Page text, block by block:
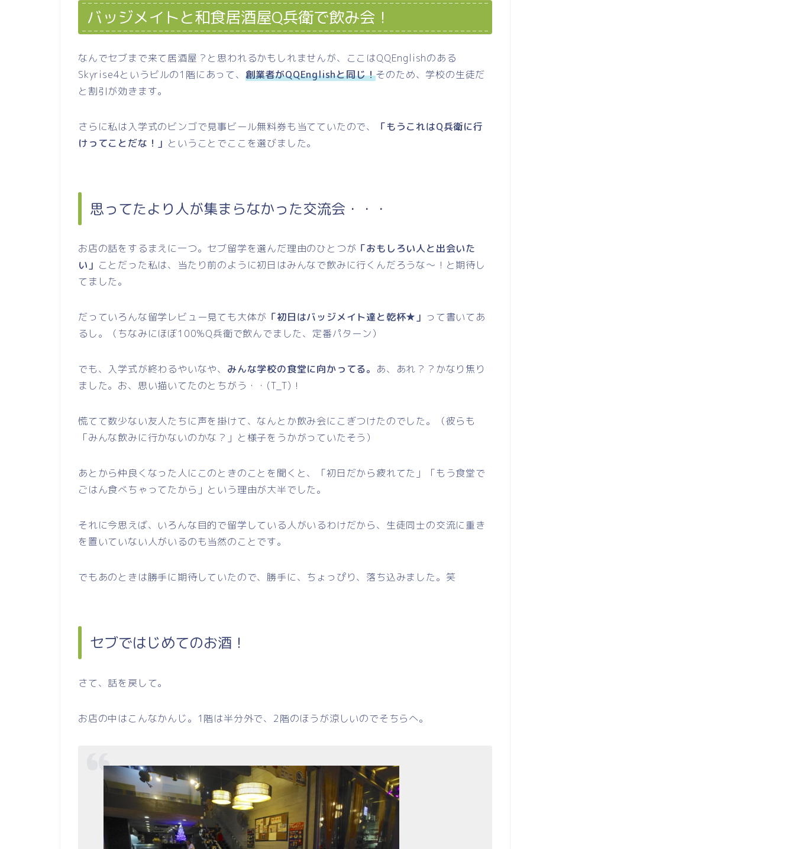
バッジメイトと和食居酒屋Q兵衛で飲み会！
なんでセブまで来て居酒屋？と思われるかもしれませんが、ここはQQEnglishのある
Skyrise4というビルの1階にあって、 創業者がQQEnglishと同じ！そのため、学校の生徒だ
と割引が効きます。
さらに私は入学式のビンゴで見事ビール無料券も当てていたので、
「もうこれはQ兵衛に行
けってことだな！」 ということでここを選びました。
思ってたより人が集まらなかった交流会・・・
お店の話をするまえに一つ。セブ留学を選んだ理由のひとつが 「おもしろい人と出会いた
い」 ことだった私は、当たり前のように初日はみんなで飲みに行くんだろうな～！と期待し
てました。
だっていろんな留学レビュー見ても大体が 「初日はバッジメイト達と乾杯★」 って書いてあ
るし。（ちなみにほぼ100%Q兵衛で飲んでました、定番パターン）
でも、入学式が終わるやいなや、 みんな学校の食堂に向かってる。 あ、あれ？？ かなり焦り
ました。お、思い描いてたのとちがう・・(T_T)！
慌てて数少ない友人たちに声を掛けて、なんとか飲み会にこぎつけたのでした。（彼らも
「みんな飲みに行かないのかな？」と様子をうかがっていたそう）
あとから仲良くなった人にこのときのことを聞くと、「初日だから疲れてた」「もう食堂で
ごはん食べちゃってたから」という理由が大半でした。
それに今思えば、いろんな目的で留学している人がいるわけだから、生徒同士の交流に重き
を置いていない人がいるのも当然のことです。
でもあのときは勝手に期待していたので、勝手に、ちょっぴり、落ち込みました。笑
セブではじめてのお酒！
さて、話を戻して。
お店の中はこんなかんじ。1階は半分外で、2階のほうが涼しいのでそちらへ。